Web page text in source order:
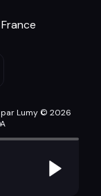
par Lumy © 2026